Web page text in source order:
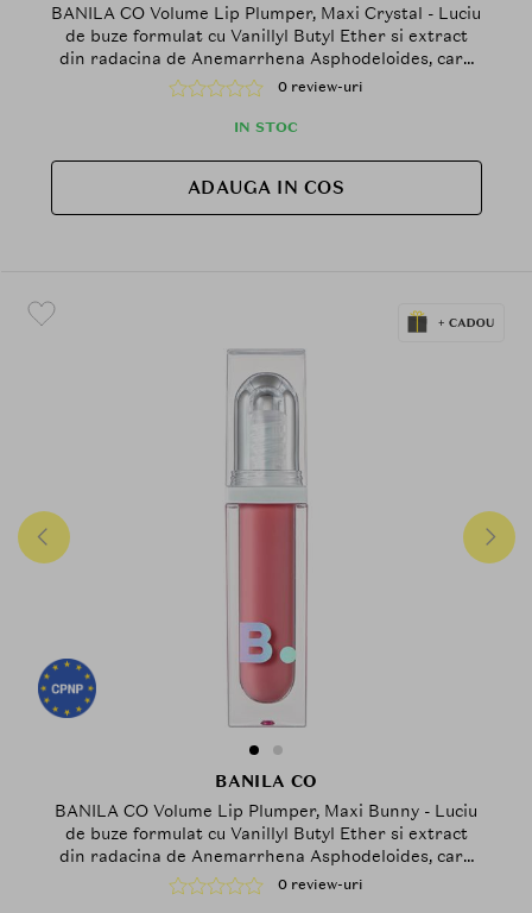
BANILA CO Volume Lip Plumper, Maxi Crystal - Luciu
de buze formulat cu Vanillyl Butyl Ether si extract
din radacina de Anemarrhena Asphodeloides, care
contribuie la efectul de volum si la metinerea
confortului buzelor
0 review-uri
IN STOC
ADAUGA IN COS
BANILA CO
BANILA CO Volume Lip Plumper, Maxi Bunny - Luciu
de buze formulat cu Vanillyl Butyl Ether si extract
din radacina de Anemarrhena Asphodeloides, care
contribuie la efectul de volum si la metinerea
confortului buzelor
0 review-uri